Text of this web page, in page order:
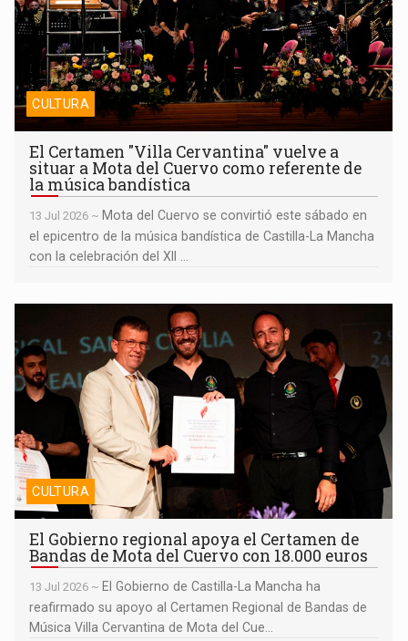
CULTURA
El Certamen "Villa Cervantina" vuelve a
situar a Mota del Cuervo como referente de
la música bandística
13 Jul 2026 ~ Mota del Cuervo se convirtió este sábado en
el epicentro de la música bandística de Castilla-La Mancha
con la celebración del XII ...
El Gobierno regional apoya el Certamen de Bandas de Mota del
Cuervo con 18.000 euros
CULTURA
El Gobierno regional apoya el Certamen de
Bandas de Mota del Cuervo con 18.000 euros
13 Jul 2026 ~ El Gobierno de Castilla-La Mancha ha
reafirmado su apoyo al Certamen Regional de Bandas de
Música Villa Cervantina de Mota del Cue...